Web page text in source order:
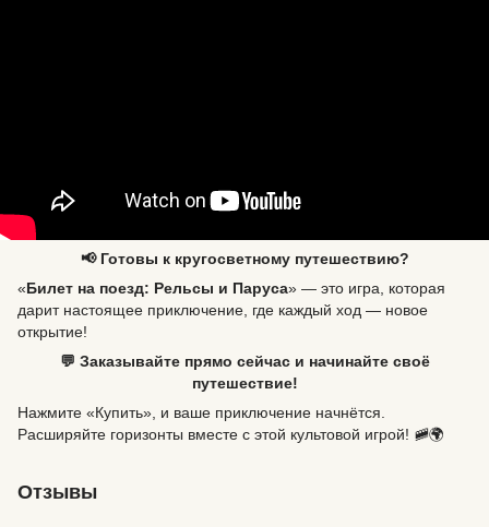
📢 Готовы к кругосветному путешествию?
«Билет на поезд: Рельсы и Паруса» — это игра, которая
дарит настоящее приключение, где каждый ход — новое
открытие!
💬 Заказывайте прямо сейчас и начинайте своё
путешествие!
Нажмите «Купить», и ваше приключение начнётся.
Расширяйте горизонты вместе с этой культовой игрой! 🚞🌍
Отзывы